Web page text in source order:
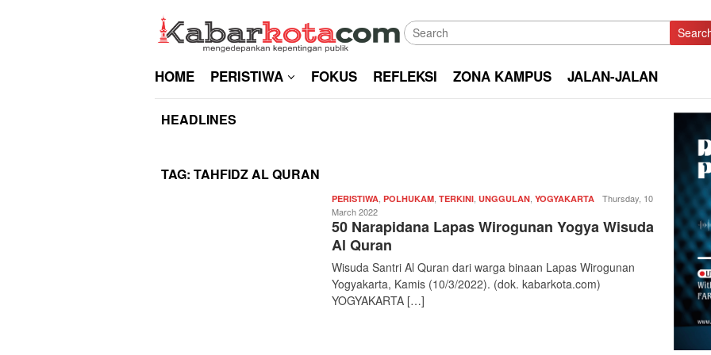
HOME PERISTIWA FOKUS REFLEKSI ZONA KAMPUS JALAN-JALAN
HEADLINES
TAG: TAHFIDZ AL QURAN
PERISTIWA POLHUKAM TERKINI UNGGULAN YOGYAKARTA Redaksi
kabarkota
Thursday, 10
March 2022
50 Narapidana Lapas Wirogunan Yogya Wisuda
Al Quran
Wisuda Santri Al Quran dari warga binaan Lapas Wirogunan
Yogyakarta, Kamis (10/3/2022). (dok. kabarkota.com)
YOGYAKARTA […]